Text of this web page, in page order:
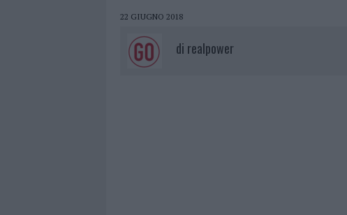
22 GIUGNO 2018
di realpower